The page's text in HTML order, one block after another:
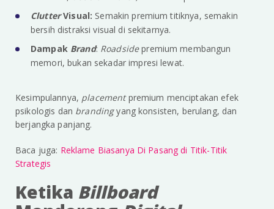
ClutterVisual: Semakin premium titiknya, semakin
bersih distraksi visual di sekitarnya.
Dampak Brand: Roadsidepremium membangun
memori, bukan sekadar impresi lewat.
Kesimpulannya, placementpremium menciptakan efek
psikologis dan brandingyang konsisten, berulang, dan
berjangka panjang.
Baca juga: Reklame Biasanya Di Pasang di Titik-Titik
Strategis
Ketika Billboard